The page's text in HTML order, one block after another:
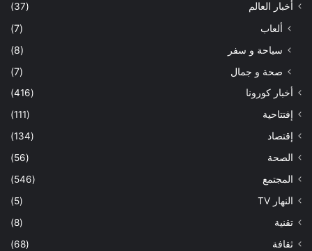
أخبار العالم
(37)
ألعاب
(7)
سياحة و سفر
(8)
صحة و جمال
(7)
أخبار كورونا
(416)
إفتتاحية
(111)
إقتصاد
(134)
الصحة
(56)
المجتمع
(546)
النهار TV
(5)
تقنية
(8)
ثقافة
(68)